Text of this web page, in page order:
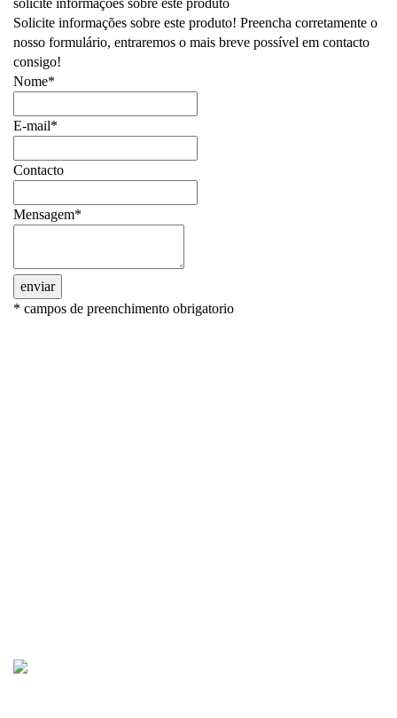
solicite informações sobre este produto
Solicite informações sobre este produto! Preencha corretamente o
nosso formulário, entraremos o mais breve possível em contacto
consigo!
Nome*
E-mail*
Contacto
Mensagem*
enviar
* campos de preenchimento obrigatorio